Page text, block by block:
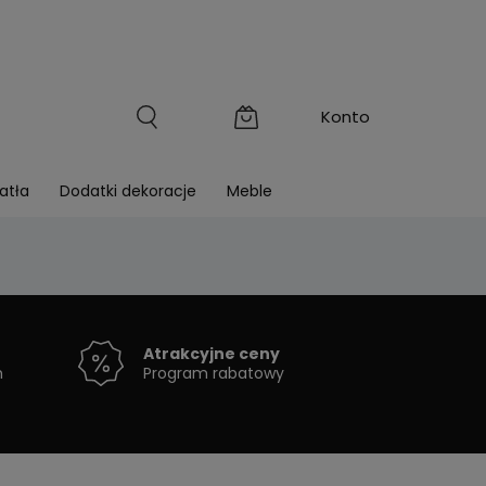
Dodatki dekoracje Meble
Atrakcyjne ceny
Program rabatowy